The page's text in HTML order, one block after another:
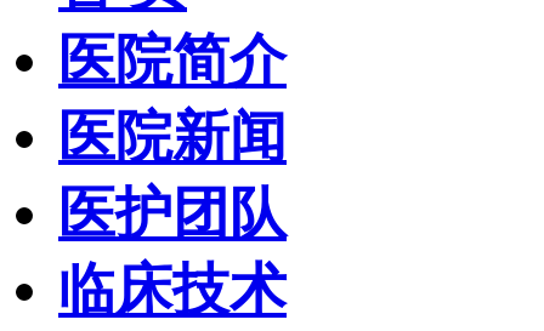
医院简介
医院新闻
医护团队
临床技术